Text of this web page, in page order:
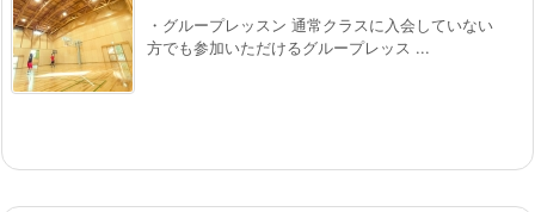
・グループレッスン 通常クラスに入会していない
方でも参加いただけるグループレッス ...